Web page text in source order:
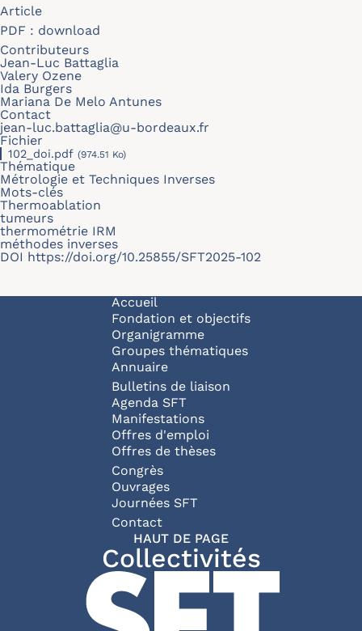
Article
PDF : download
Contributeurs
Jean-Luc Battaglia
Valery Ozene
Ida Burgers
Mariana De Melo Antunes
Contact
jean-luc.battaglia@u-bordeaux.fr
Fichier
102_doi.pdf (974.51 Ko)
Thématique
Métrologie et Techniques Inverses
Mots-clés
Thermoablation
tumeurs
thermométrie IRM
méthodes inverses
DOI https://doi.org/10.25855/SFT2025-102
Navigation principale
Accueil
Fondation et objectifs
Organigramme
Groupes thématiques
Annuaire
Bulletins de liaison
Agenda SFT
Manifestations
Offres d'emploi
Offres de thèses
Congrès
Ouvrages
Journées SFT
Pied de page
Contact
HAUT DE PAGE
Collectivités